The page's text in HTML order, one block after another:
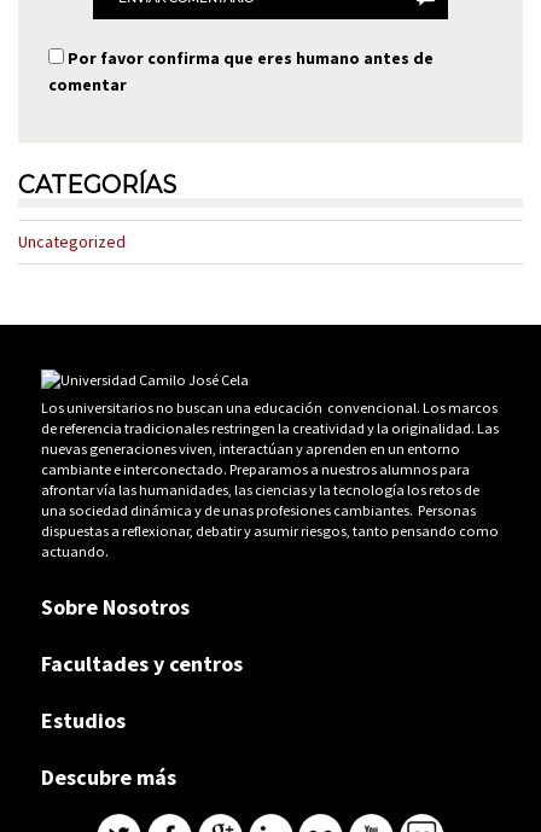
Por favor confirma que eres humano antes de
comentar
CATEGORÍAS
Uncategorized
Los universitarios no buscan una educación convencional. Los marcos
de referencia tradicionales restringen la creatividad y la originalidad. Las
nuevas generaciones viven, interactúan y aprenden en un entorno
cambiante e interconectado. Preparamos a nuestros alumnos para
afrontar vía las humanidades, las ciencias y la tecnología los retos de
una sociedad dinámica y de unas profesiones cambiantes. Personas
dispuestas a reflexionar, debatir y asumir riesgos, tanto pensando como
actuando.
Sobre Nosotros
Facultades y centros
Estudios
Descubre más